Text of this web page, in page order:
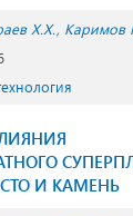
Х.Х. Каримов
И КАМЕНЬ